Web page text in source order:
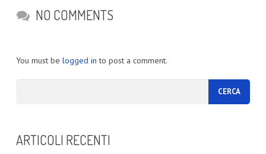
NO COMMENTS
You must be logged in to post a comment.
ARTICOLI RECENTI